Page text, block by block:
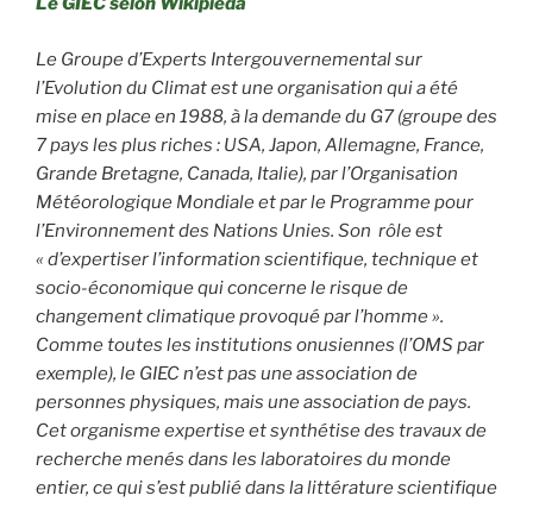
Le Groupe d’Experts Intergouvernemental sur
l’Evolution du Climat est une organisation qui a été
mise en place en 1988, à la demande du G7 (groupe des
7 pays les plus riches : USA, Japon, Allemagne, France,
Grande Bretagne, Canada, Italie), par l’Organisation
Météorologique Mondiale et par le Programme pour
l’Environnement des Nations Unies. Son rôle est
« d’expertiser l’information scientifique, technique et
socio-économique qui concerne le risque de
changement climatique provoqué par l’homme ».
Comme toutes les institutions onusiennes (l’OMS par
exemple), le GIEC n’est pas une association de
personnes physiques, mais une association de pays.
Cet organisme expertise et synthétise des travaux de
recherche menés dans les laboratoires du monde
entier, ce qui s’est publié dans la littérature scientifique